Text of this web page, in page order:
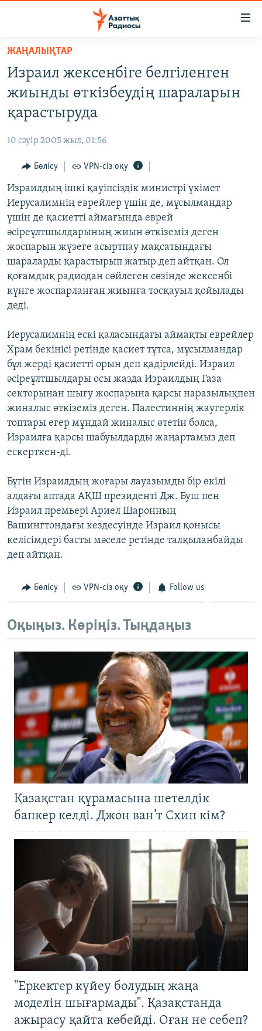
Skip
main
content
to
main
Navigation
Search
САЯСАТ
АДАМ ҚҰҚЫҚТАРЫ
ӘЛЕУМЕТ
ӘЛЕМ
АРНАЙЫ ЖОБАЛАР
Русский
ЖАЗЫЛЫҢЫЗ
ЖАҢАЛЫҚТАР
Израил жексенбіге белгіленген
жиынды өткізбеудің шараларын
қарастыруда
10 сәуір 2005 жыл, 01:56
Бөлісу VPN-сіз оқу
Израилдың ішкі қауіпсіздік министрі үкімет
Иерусалимнің еврейлер үшін де, мұсылмандар
үшін де қасиетті аймағында еврей
әсіреұлтшылдарының жиын өткіземіз деген
жоспарын жүзеге асыртпау мақсатындағы
шараларды қарастырып жатыр деп айтқан. Ол
қоғамдық радиодан сөйлеген сөзінде жексенбі
күнге жоспарланған жиынға тосқауыл қойылады
деді.
Иерусалимнің ескі қаласындағы аймақты еврейлер
Храм бекінісі ретінде қасиет тұтса, мұсылмандар
бұл жерді қасиетті орын деп қадірлейді. Израил
әсіреұлтшылдары осы жазда Израилдың Газа
секторынан шығу жоспарына қарсы наразылықпен
жиналыс өткіземіз деген. Палестиннің жаугерлік
топтары егер мұндай жиналыс өтетін болса,
Израилға қарсы шабуылдарды жаңартамыз деп
ескерткен-ді.
Бүгін Израилдың жоғары лауазымды бір өкілі
алдағы аптада АҚШ президенті Дж. Буш пен
Израил премьері Ариел Шаронның
Вашингтондағы кездесуінде Израил қонысы
келісімдері басты мәселе ретінде талқыланбайды
деп айтқан.
Бөлісу VPN-сіз оқу Follow us
Оқыңыз. Көріңіз. Тыңдаңыз
Қазақстан құрамасына шетелдік
бапкер келді. Джон ван’т Схип кім?
"Еркектер күйеу болудың жаңа
моделін шығармады". Қазақстанда
ажырасу қайта көбейді. Оған не себеп?